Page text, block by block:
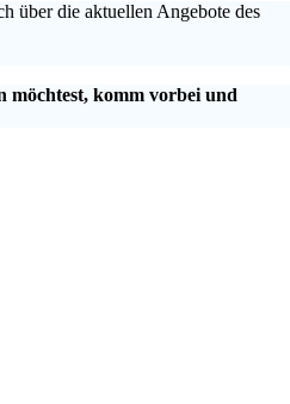
über die aktuellen Angebote des
möchtest, komm vorbei und